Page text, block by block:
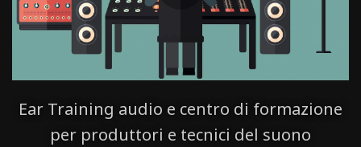
Ear Training audio e centro di formazione
per produttori e tecnici del suono